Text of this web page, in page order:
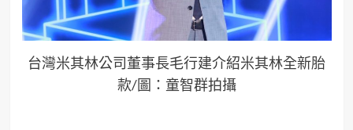
台灣米其林公司董事長毛行建介紹米其林全新胎
款/圖：童智群拍攝